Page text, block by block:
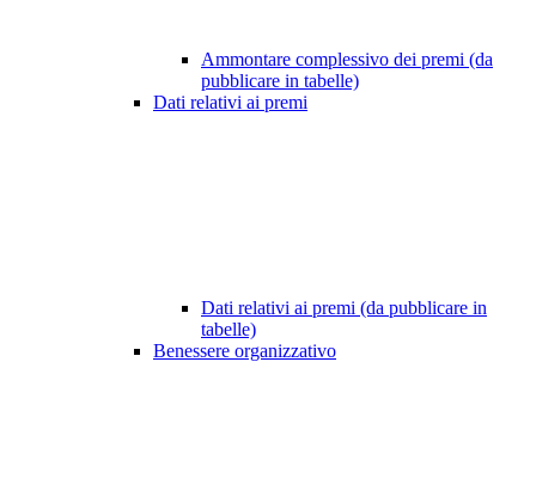
Ammontare complessivo dei premi (da
pubblicare in tabelle)
Dati relativi ai premi
Dati relativi ai premi (da pubblicare in
tabelle)
Benessere organizzativo